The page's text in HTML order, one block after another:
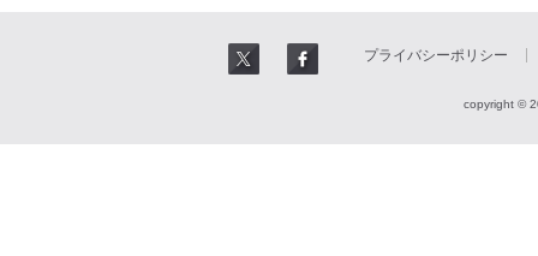
プライバシーポリシー
copyright ©